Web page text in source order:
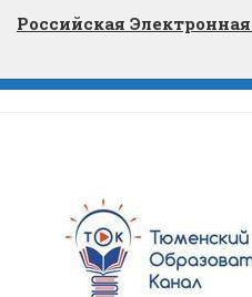
Российская